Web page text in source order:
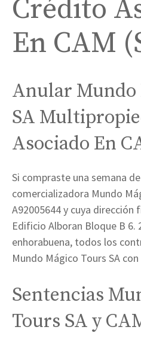
Crédito
En CAM
Anular Mundo
SA
Asociado En
Si compraste una semana
comercializadora Mundo
A92005644 y cuya dirección
Edificio Alboran Bloque B 6.
enhorabuena, todos los
Mundo Mágico Tours SA
Sentencias
Tours SA y